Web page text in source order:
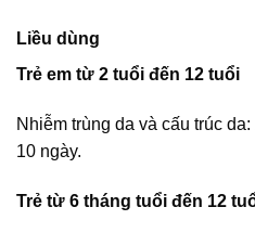
Liều dùng
Trẻ em từ 2 tuổi đến 12 tuổi
Nhiễm trùng da và cấu trúc
10 ngày.
Trẻ từ 6 tháng tuổi đến 12